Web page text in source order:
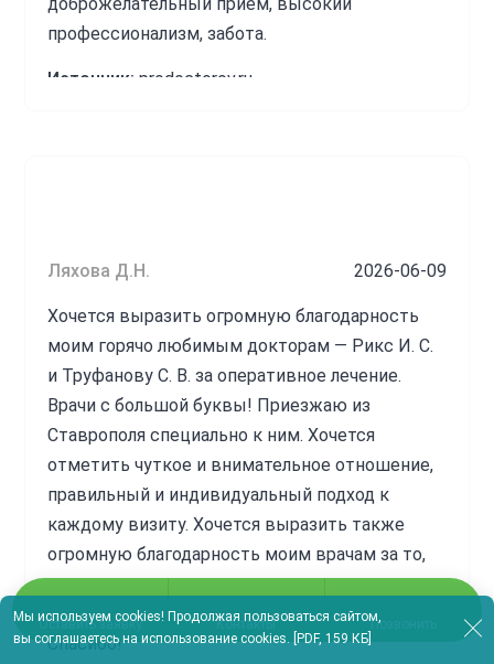
профессионализм, забота.
Источник: prodoctorov.ru
Ляхова Д.Н. 2026-06-09
Хочется выразить огромную благодарность
моим горячо любимым докторам — Рикс И. С.
и Труфанову С. В. за оперативное лечение.
Врачи с большой буквы! Приезжаю из
Ставрополя специально к ним. Хочется
отметить чуткое и внимательное отношение,
правильный и индивидуальный подход к
каждому визиту. Хочется выразить также
огромную благодарность моим врачам за то,
что взялись за меня, поверили в мое
выздоровление и продолжают это делать.
Спасибо!
Оставить заявку Контакты Позвонить
Мы используем cookies! Продолжая пользоваться сайтом,
вы соглашаетесь на использование cookies. [PDF, 159 КБ]